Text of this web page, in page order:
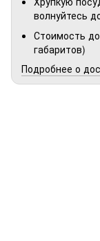
волнуйтесь
Стоимость
габаритов)
Подробнее о